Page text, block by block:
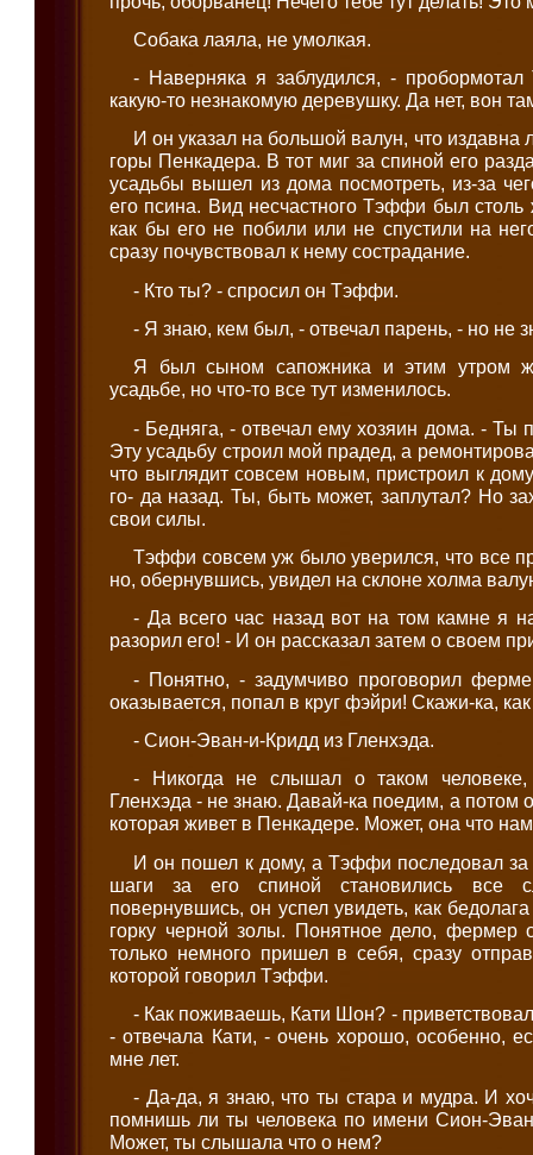
Собака лаяла, не умолкая.
- Наверняка я заблудился, -
какую-то незнакомую деревушку. Да нет, вон
И он указал на большой валун, что
горы Пенкадера. В тот миг за спиной его
усадьбы вышел из дома посмотреть, из-за
его псина. Вид несчастного Тэффи был
как бы его не побили или не спустили на
сразу почувствовал к нему сострадание.
- Кто ты? - спросил он Тэффи.
- Я знаю, кем был, - отвечал парень, - но не
Я был сыном сапожника и этим утром
усадьбе, но что-то все тут изменилось.
- Бедняга, - отвечал ему хозяин дома. - Ты
Эту усадьбу строил мой прадед, а
что выглядит совсем новым, пристроил к
го- да назад. Ты, быть может, заплутал? Но
свои силы.
Тэффи совсем уж было уверился, что все
но, обернувшись, увидел на склоне холма
- Да всего час назад вот на том камне я
разорил его! - И он рассказал затем о своем
- Понятно, - задумчиво проговорил
оказывается, попал в круг фэйри! Скажи-ка,
- Сион-Эван-и-Кридд из Гленхэда.
- Никогда не слышал о таком
Гленхэда - не знаю. Давай-ка поедим, а потом
которая живет в Пенкадере. Может, она что
И он пошел к дому, а Тэффи последовал
шаги за его спиной становились все
повернувшись, он успел увидеть, как
горку черной золы. Понятное дело, фермер
только немного пришел в себя, сразу
которой говорил Тэффи.
- Как поживаешь, Кати Шон? -
- отвечала Кати, - очень хорошо, особенно,
мне лет.
- Да-да, я знаю, что ты стара и мудра. И
помнишь ли ты человека по имени Сион-
Может, ты слышала что о нем?